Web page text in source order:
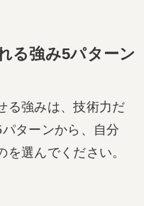
る強み5パターン
る強みは、技術力だ
ターンから、自分
選んでください。